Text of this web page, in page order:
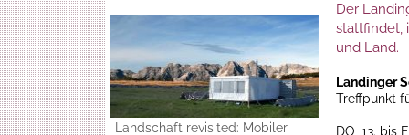
Landschaft revisited: Mobiler
Der
stattfindet,
und Land.
Landinger
Treffpunkt
DO, 13. bis